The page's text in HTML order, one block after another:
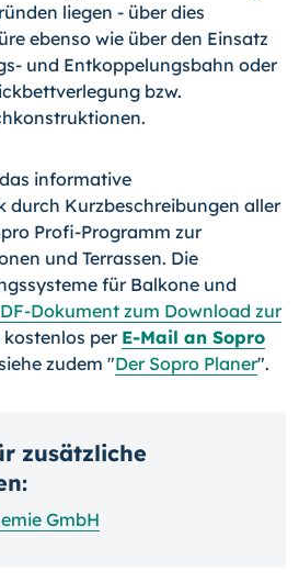
liegen - über dies
ebenso wie über den Einsatz
und Entkoppelungsbahn oder
bzw.
informative
durch Kurzbeschreibungen aller
Profi-Programm zur
und Terrassen. Die
für Balkone und
Dokument zum Download zur
per E-Mail an Sopro
zudem "Der Sopro Planer".
zusätzliche
GmbH